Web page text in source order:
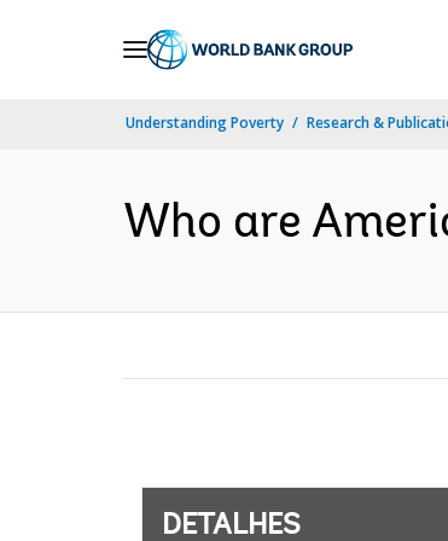
Understanding Poverty Research &
Who are
DETALHES